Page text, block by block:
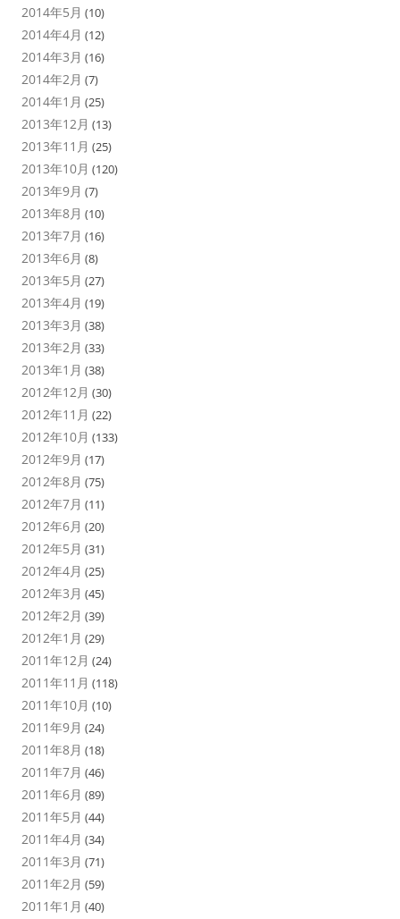
2014年5月 (10)
2014年4月 (12)
2014年3月 (16)
2014年2月 (7)
2014年1月 (25)
2013年12月 (13)
2013年11月 (25)
2013年10月 (120)
2013年9月 (7)
2013年8月 (10)
2013年7月 (16)
2013年6月 (8)
2013年5月 (27)
2013年4月 (19)
2013年3月 (38)
2013年2月 (33)
2013年1月 (38)
2012年12月 (30)
2012年11月 (22)
2012年10月 (133)
2012年9月 (17)
2012年8月 (75)
2012年7月 (11)
2012年6月 (20)
2012年5月 (31)
2012年4月 (25)
2012年3月 (45)
2012年2月 (39)
2012年1月 (29)
2011年12月 (24)
2011年11月 (118)
2011年10月 (10)
2011年9月 (24)
2011年8月 (18)
2011年7月 (46)
2011年6月 (89)
2011年5月 (44)
2011年4月 (34)
2011年3月 (71)
2011年2月 (59)
2011年1月 (40)